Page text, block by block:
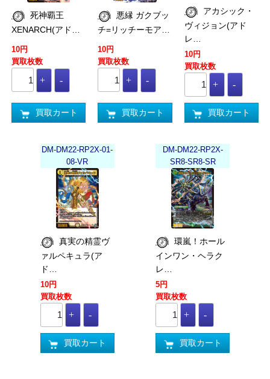
XENARCH(アド…
10円
買取枚数
買取カート
悪縁 ガクブッ
チ=リッチーモア…
10円
買取枚数
買取カート
ヴィジョン(アド
レ…
10円
買取枚数
買取カート
DM-DM22-RP2X-01-
08-VR
ァルペキュラ(ア
ド…
10円
買取枚数
買取カート
DM-DM22-RP2X-
SR8-SR8-SR
インワン・ヘラク
レ…
5円
買取枚数
買取カート